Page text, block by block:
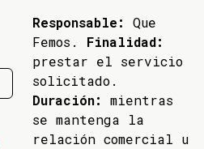
Responsable:
Que
Femos. Finalidad:
prestar el servicio
solicitado.
Duración:
mientras
se mantenga la
relación comercial u